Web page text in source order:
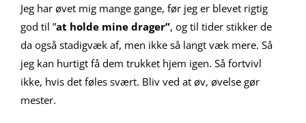
Jeg har øvet mig mange gange, før jeg er blevet rigtig
god til ”at holde mine drager”, og til tider stikker de
da også stadigvæk af, men ikke så langt væk mere. Så
jeg kan hurtigt få dem trukket hjem igen. Så fortvivl
ikke, hvis det føles svært. Bliv ved at øv, øvelse gør
mester.